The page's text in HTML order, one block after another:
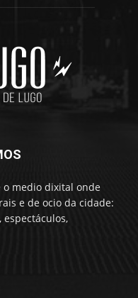
o medio dixital onde
e de ocio da cidade:
espectáculos,